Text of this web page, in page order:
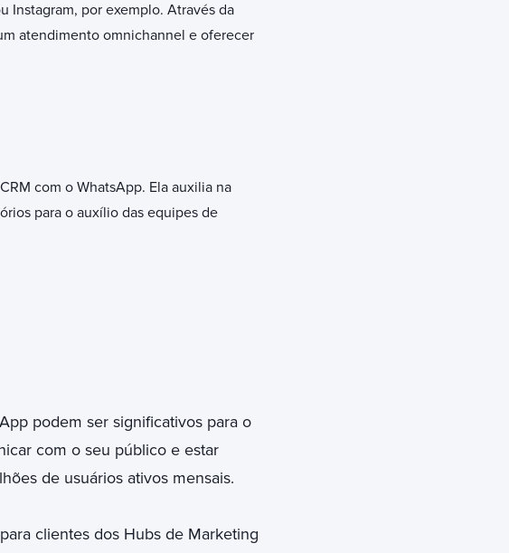
Instagram, por exemplo. Através da
atendimento omnichannel e oferecer
com o WhatsApp. Ela auxilia na
para o auxílio das equipes de
podem ser significativos para o
com o seu público e estar
de usuários ativos mensais.
clientes dos Hubs de Marketing